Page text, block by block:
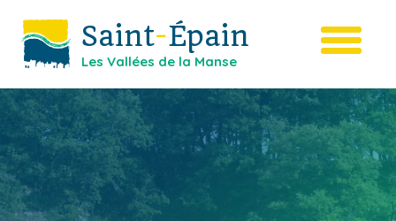
Saint-Épain
Les Vallées de la Manse